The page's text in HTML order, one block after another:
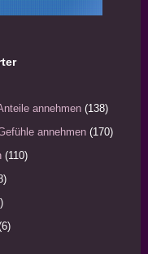
annehmen (138)
annehmen (170)
(110)